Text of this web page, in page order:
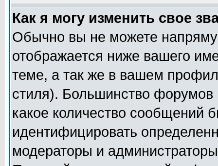
Как я могу изменить свое
Обычно вы не можете
отображается ниже вашего
теме, а так же в вашем
стиля). Большинство форумов
какое количество сообщений
идентифицировать
модераторы и